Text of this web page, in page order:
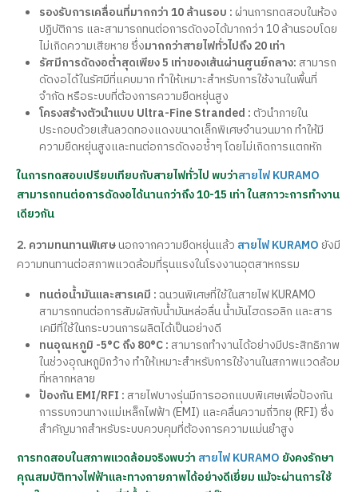
รองรับการเคลื่อนที่มากกว่า 10 ล้านรอบ : ผ่านการทดสอบในห้อง
ปฏิบัติการ และสามารถทนต่อการดัดงอได้มากกว่า 10 ล้านรอบโดย
ไม่เกิดความเสียหาย ซึ่งมากกว่าสายไฟทั่วไปถึง 20 เท่า
รัศมีการดัดงอต่ำสุดเพียง 5 เท่าของเส้นผ่านศูนย์กลาง: สามารถ
ดัดงอได้ในรัศมีที่แคบมาก ทำให้เหมาะสำหรับการใช้งานในพื้นที่
จำกัด หรือระบบที่ต้องการความยืดหยุ่นสูง
โครงสร้างตัวนำแบบ Ultra-Fine Stranded : ตัวนำภายใน
ประกอบด้วยเส้นลวดทองแดงขนาดเล็กพิเศษจำนวนมาก ทำให้มี
ความยืดหยุ่นสูงและทนต่อการดัดงอซ้ำๆ โดยไม่เกิดการแตกหัก
ในการทดสอบเปรียบเทียบกับสายไฟทั่วไป พบว่าสายไฟ KURAMO
สามารถทนต่อการดัดงอได้นานกว่าถึง 10-15 เท่า ในสภาวะการทำงาน
เดียวกัน
2. ความทนทานพิเศษนอกจากความยืดหยุ่นแล้ว สายไฟ KURAMO ยังมี
ความทนทานต่อสภาพแวดล้อมที่รุนแรงในโรงงานอุตสาหกรรม
ทนต่อน้ำมันและสารเคมี :ฉนวนพิเศษที่ใช้ในสายไฟ KURAMO
สามารถทนต่อการสัมผัสกับน้ำมันหล่อลื่น น้ำมันไฮดรอลิก และสาร
เคมีที่ใช้ในกระบวนการผลิตได้เป็นอย่างดี
ทนอุณหภูมิ -5°C ถึง 80°C : สามารถทำงานได้อย่างมีประสิทธิภาพ
ในช่วงอุณหภูมิกว้าง ทำให้เหมาะสำหรับการใช้งานในสภาพแวดล้อม
ที่หลากหลาย
ป้องกัน EMI/RFI : สายไฟบางรุ่นมีการออกแบบพิเศษเพื่อป้องกัน
การรบกวนทางแม่เหล็กไฟฟ้า (EMI) และคลื่นความถี่วิทยุ (RFI) ซึ่ง
สำคัญมากสำหรับระบบควบคุมที่ต้องการความแม่นยำสูง
การทดสอบในสภาพแวดล้อมจริงพบว่า สายไฟ KURAMO ยังคงรักษา
คุณสมบัติทางไฟฟ้าและทางกายภาพได้อย่างดีเยี่ยม แม้จะผ่านการใช้